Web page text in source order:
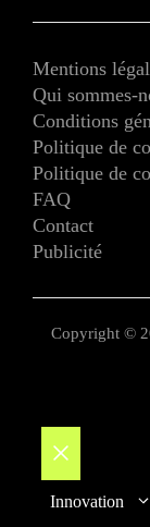
Mentions
Qui sommes-
Conditions
Politique de
Politique de
FAQ
Contact
Publicité
Copyright ©
Fermer
Innovation